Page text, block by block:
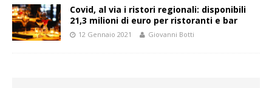
Covid, al via i ristori regionali: disponibili
21,3 milioni di euro per ristoranti e bar
12 Gennaio 2021 Giovanni Botti